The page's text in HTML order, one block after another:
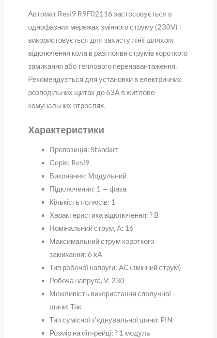
Автомат Resi9 R9F02116 застосовується в
однофазних мережах змінного струму (230V) і
використовується для захисту лінії шляхом
відключення кола в разі появи струмів короткого
замикання або теплового перенавантаження.
Рекомендується для установки в електричних
розподільних щитах до 63А в житлово-
комунальних отрослях.
Характеристики
Пропозиція: Standart
Серія: Resi9
Виконання: Модульний
Підключення: 1 — фаза
Кількість полюсів: 1
Характеристика відключення: ? B
Номінальний струм, А: 16
Максимальний струм короткого
замикання: 6 kA
Тип робочої напруги: AC (змінний струм)
Робоча напруга, V: 230
Можливість використання сполучної
шини: Так
Тип сумісної з’єднувальної шини: PIN
Розмір на din-рейці: ? 1 модуль